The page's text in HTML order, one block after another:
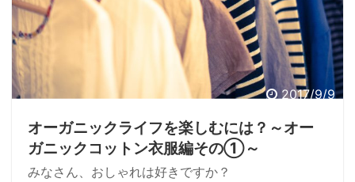
2017/9/9
オーガニックライフを楽しむには？～オー
ガニックコットン衣服編その①～
みなさん、おしゃれは好きですか？